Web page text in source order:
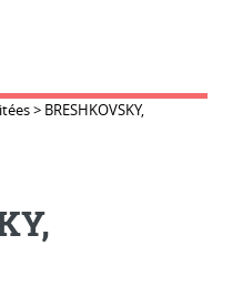
> BRESHKOVSKY,